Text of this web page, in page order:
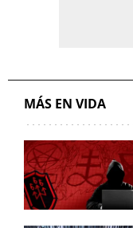
MÁS EN VIDA